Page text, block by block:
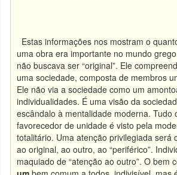
Estas informações nos mostram o
uma obra era importante no mundo
não buscava ser “original”. Ele
uma sociedade, composta de membros
Ele não via a sociedade como um
individualidades. É uma visão da
escândalo à mentalidade moderna. Tudo
favorecedor de unidade é visto pela
totalitário. Uma atenção privilegiada será
ao original, ao outro, ao “periférico”.
maquiado de “atenção ao outro”. O bem